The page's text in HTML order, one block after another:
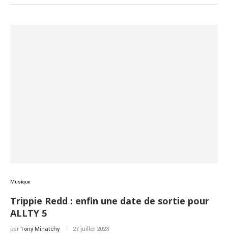
Musique
Trippie Redd : enfin une date de sortie pour
ALLTY 5
par Tony Minatchy 27 juillet 2023